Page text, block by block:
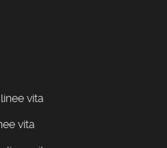
vita
vita